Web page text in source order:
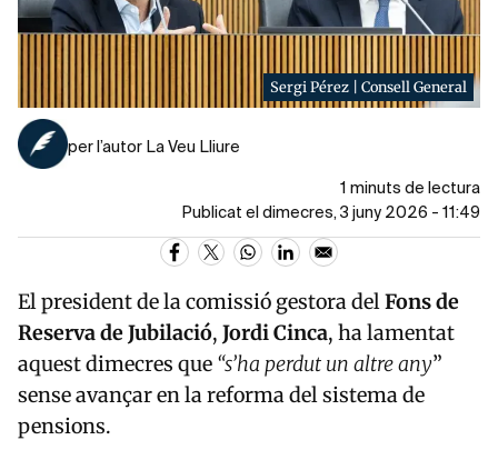
Sergi Pérez | Consell General
per l’autor La Veu Lliure
1 minuts de lectura
Publicat el dimecres, 3 juny 2026 - 11:49
El president de la comissió gestora delFons de
Reserva de Jubilació, Jordi Cinca, ha lamentat
aquest dimecres que “s’ha perdut un altre any”
sense avançar en la reforma del sistema de
pensions.